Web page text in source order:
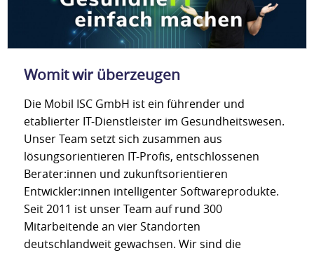
Womit wir überzeugen
Die Mobil ISC GmbH ist ein führender und
etablierter IT-Dienstleister im Gesundheitswesen.
Unser Team setzt sich zusammen aus
lösungsorientieren IT-Profis, entschlossenen
Berater:innen und zukunftsorientieren
Entwickler:innen intelligenter Softwareprodukte.
Seit 2011 ist unser Team auf rund 300
Mitarbeitende an vier Standorten
deutschlandweit gewachsen. Wir sind die